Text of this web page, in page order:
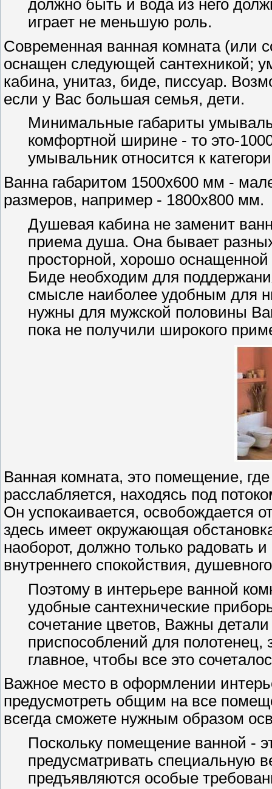
должно быть и вода из него
играет не меньшую роль.
Современная ванная комната (или
оснащен следующей сантехникой;
кабина, унитаз, биде, писсуар.
если у Вас большая семья, дети.
Минимальные габариты
комфортной ширине - то это-
умывальник относится к
Ванна габаритом 1500x600 мм -
размеров, например - 1800x800 мм.
Душевая кабина не заменит
приема душа. Она бывает
просторной, хорошо
Биде необходим для
смысле наиболее удобным для
нужны для мужской половины
пока не получили широкого
Ванная комната, это помещение,
расслабляется, находясь под
Он успокаивается, освобождается
здесь имеет окружающая
наоборот, должно только радовать
внутреннего спокойствия,
Поэтому в интерьере ванной
удобные сантехнические
сочетание цветов, Важны
приспособлений для
главное, чтобы все это
Важное место в оформлении
предусмотреть общим на все
всегда сможете нужным образом
Поскольку помещение ванной -
предусматривать специальную
предъявляются особые